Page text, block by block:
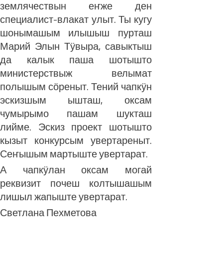
землячествын еҥже ден
специалист-влакат улыт. Ты кугу
шонымашым илышыш пурташ
Марий Элын Тӱвыра, савыктыш
да калык паша шотышто
министерствыж велымат
полышым сӧреныт. Тений чапкӱн
эскизшым ышташ, оксам
чумырымо пашам шукташ
лийме. Эскиз проект шотышто
кызыт конкурсым увертареныт.
Сеҥышым мартыште увертарат.
А чапкӱлан оксам могай
реквизит почеш колтышашым
лишыл жапыште увертарат.
Светлана Пехметова